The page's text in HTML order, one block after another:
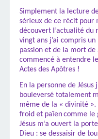
Simplement la lecture de
sérieux de ce récit pour
découvert l’actualité
vingt ans j’ai compris
passion et de la mort de
commencé à entendre
Actes des Apôtres !
En la personne de Jésus j
bouleversé totalement
même de la « divinité ».
froid et païencomme le
Jésus m’a ouvert la
Dieu : se dessaisir de